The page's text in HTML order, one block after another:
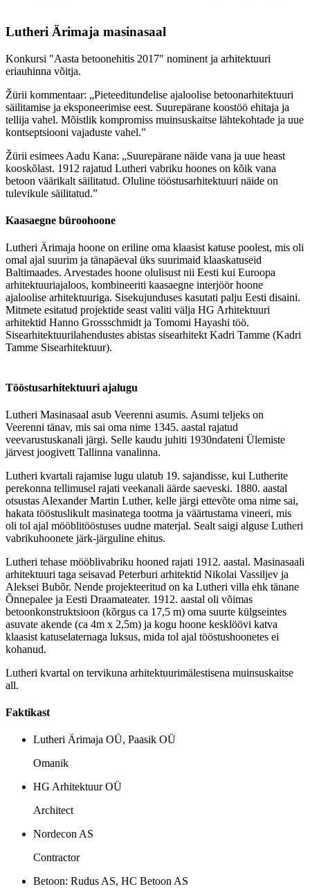
Lutheri Ärimaja masinasaal
Konkursi "Aasta betoonehitis 2017" nominent ja arhitektuuri
eriauhinna võitja.
Žürii kommentaar: „Pieteeditundelise ajaloolise betoonarhitektuuri
säilitamise ja eksponeerimise eest. Suurepärane koostöö ehitaja ja
tellija vahel. Mõistlik kompromiss muinsuskaitse lähtekohtade ja uue
kontseptsiooni vajaduste vahel.”
Žürii esimees Aadu Kana: „Suurepärane näide vana ja uue heast
kooskõlast. 1912 rajatud Lutheri vabriku hoones on kõik vana
betoon väärikalt säilitatud. Oluline tööstusarhitektuuri näide on
tulevikule säilitatud.”
Kaasaegne büroohoone
Lutheri Ärimaja hoone on eriline oma klaasist katuse poolest, mis oli
omal ajal suurim ja tänapäeval üks suurimaid klaaskatuseid
Baltimaades. Arvestades hoone olulisust nii Eesti kui Euroopa
arhitektuuriajaloos, kombineeriti kaasaegne interjöör hoone
ajaloolise arhitektuuriga. Sisekujunduses kasutati palju Eesti disaini.
Mitmete esitatud projektide seast valiti välja HG Arhitektuuri
arhitektid Hanno Grossschmidt ja Tomomi Hayashi töö.
Sisearhitektuurilahendustes abistas sisearhitekt Kadri Tamme (Kadri
Tamme Sisearhitektuur).
Tööstusarhitektuuri ajalugu
Lutheri Masinasaal asub Veerenni asumis. Asumi teljeks on
Veerenni tänav, mis sai oma nime 1345. aastal rajatud
veevarustuskanali järgi. Selle kaudu juhiti 1930ndateni Ülemiste
järvest joogivett Tallinna vanalinna.
Lutheri kvartali rajamise lugu ulatub 19. sajandisse, kui Lutherite
perekonna tellimusel rajati veekanali äärde saeveski. 1880. aastal
otsustas Alexander Martin Luther, kelle järgi ettevõte oma nime sai,
hakata tööstuslikult masinatega tootma ja väärtustama vineeri, mis
oli tol ajal mööblitööstuses uudne materjal. Sealt saigi alguse Lutheri
vabrikuhoonete järk-järguline ehitus.
Lutheri tehase mööblivabriku hooned rajati 1912. aastal. Masinasaali
arhitektuuri taga seisavad Peterburi arhitektid Nikolai Vassiljev ja
Aleksei Bubõr. Nende projekteeritud on ka Lutheri villa ehk tänane
Õnnepalee ja Eesti Draamateater. 1912. aastal oli võimas
betoonkonstruktsioon (kõrgus ca 17,5 m) oma suurte külgseintes
asuvate akende (ca 4m x 2,5m) ja kogu hoone kesklöövi katva
klaasist katuselaternaga luksus, mida tol ajal tööstushoonetes ei
kohanud.
Lutheri kvartal on tervikuna arhitektuurimälestisena muinsuskaitse
all.
Faktikast
Lutheri Ärimaja OÜ, Paasik OÜ
Omanik
HG Arhitektuur OÜ
Architect
Nordecon AS
Contractor
Betoon: Rudus AS, HC Betoon AS